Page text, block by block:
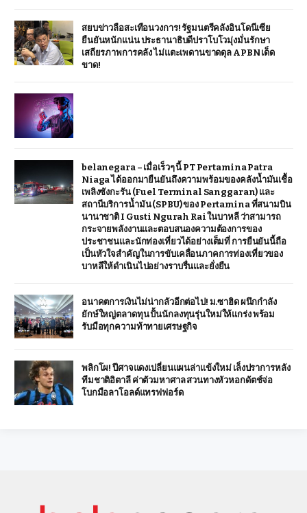
สยบข่าวลือสะเทือนวงการ! รัฐมนตรีคลังอินโดนีเซีย
ยืนยันหนักแน่น ประธานาธิบดีปราโบโวมุ่งมั่นรักษา
เสถียรภาพการคลัง ไม่แตะเพดานขาดดุล APBN เด็ด
ขาด!
belanegara – เมื่อเร็วๆ นี้ PT Pertamina Patra
Niaga ได้ออกมายืนยันถึงความพร้อมของคลังน้ำมันเชื้อ
เพลิงซังกะรัน (Fuel Terminal Sanggaran) และ
สถานีบริการน้ำมัน (SPBU) ของ Pertamina ที่สนามบิน
นานาชาติ I Gusti Ngurah Rai ในบาหลี ว่าสามารถ
กระจายพลังงานและตอบสนองความต้องการของ
ประชาชนและนักท่องเที่ยวได้อย่างเต็มที่ การยืนยันนี้ถือ
เป็นหัวใจสำคัญในการขับเคลื่อนภาคการท่องเที่ยวของ
บาหลีให้ดำเนินไปอย่างราบรื่นและยั่งยืน
อนาคตการเงินไม่น่ากลัวอีกต่อไป! ม.ซาฮิด ผนึกกำลัง
ยักษ์ใหญ่ตลาดทุน ปั้นนักลงทุนรุ่นใหม่ให้แกร่ง พร้อม
รับมือทุกความท้าทายเศรษฐกิจ
พลิกโผ! ปีศาจแดงเปลี่ยนแผนล่าแข้งใหม่ เล็งปราการหลัง
ทีมชาติอิตาลี ค่าตัวมหาศาล สวนทางหัวหอกดัตช์จ่อ
โบกมือลาโอลด์แทรฟฟอร์ด